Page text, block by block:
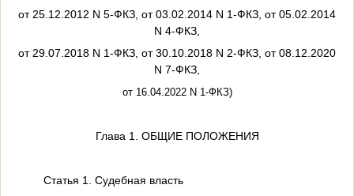
от 25.12.2012 N 5-ФКЗ, от 03.02.2014 N 1-ФКЗ, от 05.02.2014
N 4-ФКЗ,
от 29.07.2018 N 1-ФКЗ, от 30.10.2018 N 2-ФКЗ, от 08.12.2020
N 7-ФКЗ,
от 16.04.2022 N 1-ФКЗ)
Глава 1. ОБЩИЕ ПОЛОЖЕНИЯ
Статья 1. Судебная власть